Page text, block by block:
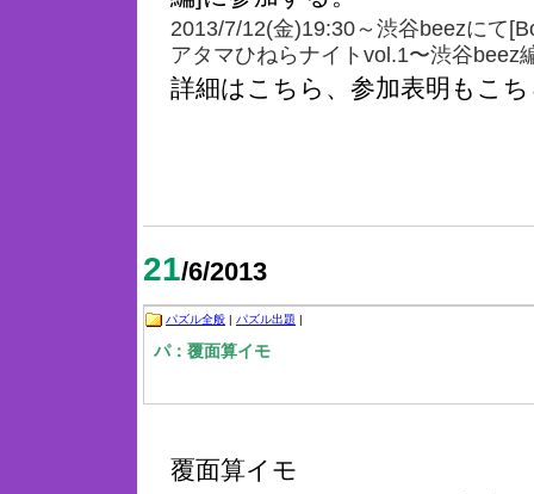
2013/7/12(金)19:30～ 渋谷beezにて
アタマひねらナイトvol.1〜渋谷beez
詳細はこちら、参加表明もこ
21/6/2013
パズル全般 | パズル出題 |
パ：覆面算イモ
覆面算イモ